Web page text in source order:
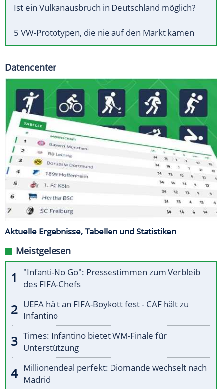
Ist ein Vulkanausbruch in Deutschland möglich?
5 VW-Prototypen, die nie auf den Markt kamen
Datencenter
Aktuelle Ergebnisse, Tabellen und Statistiken
Meistgelesen
"Infanti-No Go": Pressestimmen zum Verbleib
des FIFA-Chefs
UEFA hält an FIFA-Boykott fest - CAF hält zu
Infantino
Times: Infantino bietet WM-Finale für
Unterstützung
Millionendeal perfekt: Diomande wechselt nach
Madrid